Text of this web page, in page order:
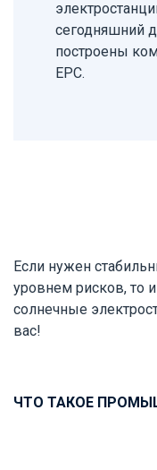
сегодняшний
построены
EPC.
Если нужен
уровнем рисков, то
солнечные
вас!
ЧТО ТАКОЕ